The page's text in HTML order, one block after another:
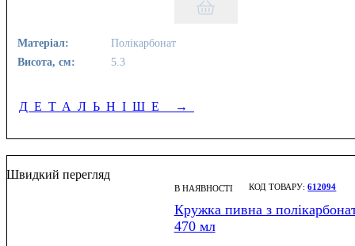
Матеріал:
Полікарбонат
Висота, см:
5.3
ДЕТАЛЬНІШЕ →
Швидкий перегляд
В НАЯВНОСТІ 612094
Кружка пивна з
470 мл